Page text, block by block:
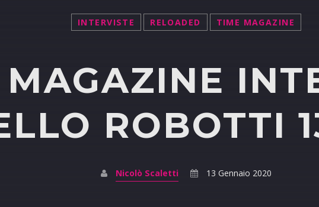
INTERVISTE RELOADED TIME MAGAZINE
ROBOTTI
Nicolò Scaletti 13 Gennaio 2020